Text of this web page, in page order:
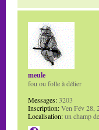
meule
fou ou folle à délier
Messages:3203
Inscription:Ven Fév 28,
Localisation:un champ